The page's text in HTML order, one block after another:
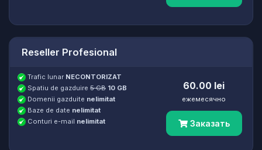
Reseller Profesional
Trafic lunar NECONTORIZAT
Spatiu de gazduire 5 GB 10 GB
Domenii gazduite nelimitat
Baze de date nelimitat
Conturi e-mail nelimitat
60.00 lei
ежемесячно
Заказать